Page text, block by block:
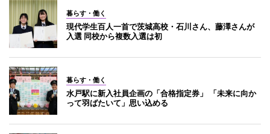
暮らす・働く
現代学生百人一首で茨城高校・石川さん、藤澤さんが
入選 同校から複数入選は初
暮らす・働く
水戸駅に新入社員企画の「合格指定券」 「未来に向か
って羽ばたいて」思い込める